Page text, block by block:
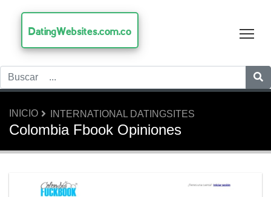
DatingWebsites.com.co
INICIO INTERNATIONAL DATINGSITES
Colombia Fbook Opiniones